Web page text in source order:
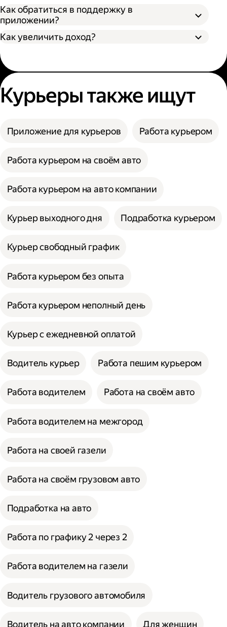
Как обратиться в поддержку в
приложении?
Как увеличить доход?
Курьеры также ищут
Приложение для курьеров Работа курьером
Работа курьером на своём авто
Работа курьером на авто компании
Курьер выходного дня Подработка курьером
Курьер свободный график
Работа курьером без опыта
Работа курьером неполный день
Курьер с ежедневной оплатой
Водитель курьер Работа пешим курьером
Работа водителем Работа на своём авто
Работа водителем на межгород
Работа на своей газели
Работа на своём грузовом авто
Подработка на авто
Работа по графику 2 через 2
Работа водителем на газели
Водитель грузового автомобиля
Водитель на авто компании Для женщин